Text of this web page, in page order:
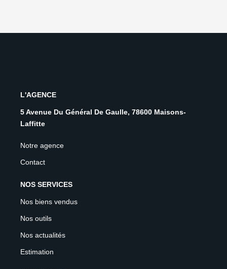
L'AGENCE
5 Avenue Du Général De Gaulle, 78600 Maisons-
Laffitte
Notre agence
Contact
NOS SERVICES
Nos biens vendus
Nos outils
Nos actualités
Estimation